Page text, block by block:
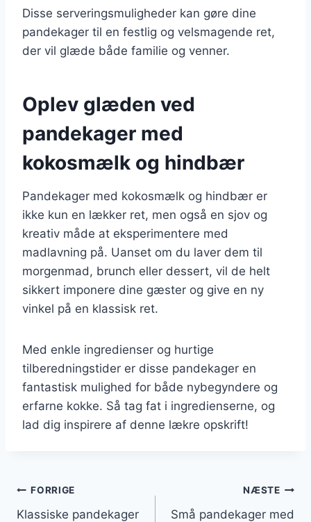
Disse serveringsmuligheder kan gøre dine
pandekager til en festlig og velsmagende ret,
der vil glæde både familie og venner.
Oplev glæden ved
pandekager med
kokosmælk og hindbær
Pandekager med kokosmælk og hindbær er
ikke kun en lækker ret, men også en sjov og
kreativ måde at eksperimentere med
madlavning på. Uanset om du laver dem til
morgenmad, brunch eller dessert, vil de helt
sikkert imponere dine gæster og give en ny
vinkel på en klassisk ret.
Med enkle ingredienser og hurtige
tilberedningstider er disse pandekager en
fantastisk mulighed for både nybegyndere og
erfarne kokke. Så tag fat i ingredienserne, og
lad dig inspirere af denne lækre opskrift!
Indlægsnavigation
FORRIGE
Klassiske pandekager
NÆSTE
Små pandekager med